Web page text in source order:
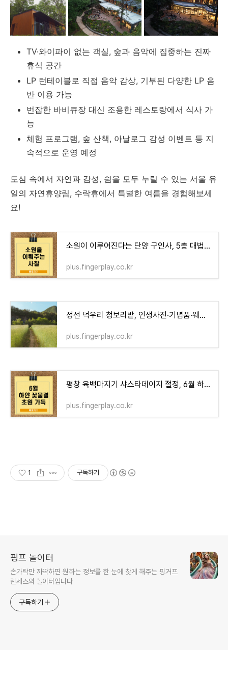
TV·와이파이 없는 객실, 숲과 음악에 집중하는 진짜
휴식 공간
LP 턴테이블로 직접 음악 감상, 기부된 다양한 LP 음
반 이용 가능
번잡한 바비큐장 대신 조용한 레스토랑에서 식사 가
능
체험 프로그램, 숲 산책, 아날로그 감성 이벤트 등 지
속적으로 운영 예정
도심 속에서 자연과 감성, 쉼을 모두 누릴 수 있는 서울 유
일의 자연휴양림, 수락휴에서 특별한 여름을 경험해보세
요!
소원이 이루어진다는 단양 구인사, 5층 대법당·천태종 총본산 완벽 가이드
plus.fingerplay.co.kr
정선 덕우리 청보리밭, 인생사진·기념품·웨딩포토존까지 초여름 SNS 명소
plus.fingerplay.co.kr
평창 육백마지기 샤스타데이지 절정, 6월 하얀 꽃물결과 풍력발전기 여행 가이드
plus.fingerplay.co.kr
1 구독하기
핑프 놀이터
손가락만 까딱하면 원하는 정보를 한 눈에 찾게 해주는 핑거프
린세스의 놀이터입니다
구독하기